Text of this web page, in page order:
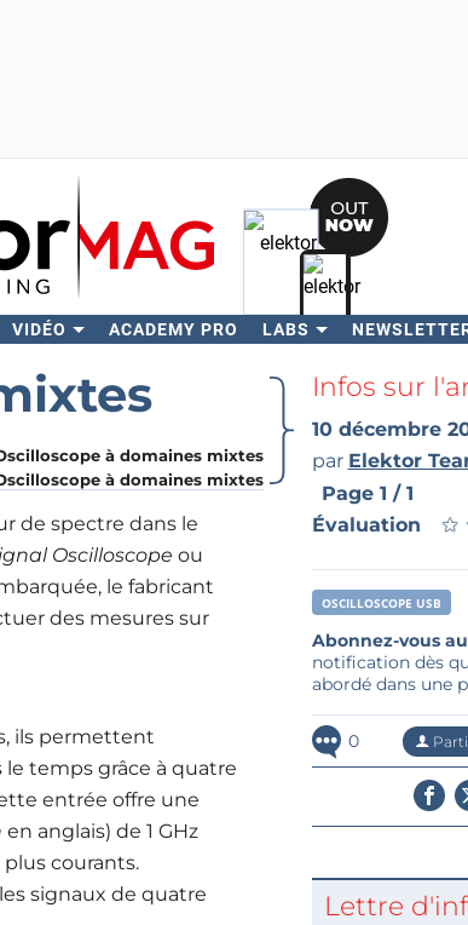
VIDÉO ACADEMY PRO LABS
Rechercher
à domaines mixtes
de spectre dans le
Oscilloscope ou
le fabricant
des mesures sur
ils permettent
le temps grâce à quatre
entrée offre une
en anglais) de 1 GHz
courants.
signaux de quatre
Infos sur
10 décembre
par Elektor
Page 1 / 1
Évaluation
★
★
OSCILLOSCOPE USB
Abonnez-vous
notification dès
abordé dans une
0
Lettre